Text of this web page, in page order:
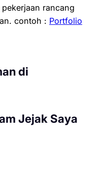
rancang
contoh : Portfolio
di
Jejak Saya